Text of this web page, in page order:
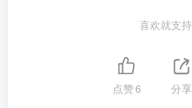
喜欢就支
点赞6 分享